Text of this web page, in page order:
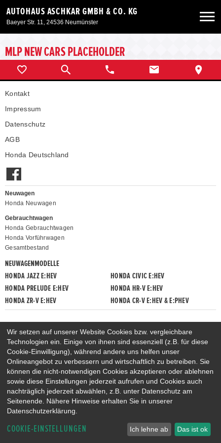
AUTOHAUS ASCHKAR GMBH & CO. KG
Baeyer Str. 11, 24536 Neumünster
Neuwagen
Gebrauchtwagen
Angebote
Service & Zubehör
Unser Autohaus
MLP NEW CARS PLACEHOLDER
Kontakt
Impressum
Datenschutz
AGB
Honda Deutschland
Neuwagen
Honda Neuwagen
Gebrauchtwagen
Honda Gebrauchtwagen
Honda Vorführwagen
Gesamtbestand
NEUWAGENMODELLE
HONDA JAZZ E:HEV
HONDA CIVIC E:HEV
HONDA PRELUDE E:HEV
HONDA HR-V E:HEV
HONDA ZR-V E:HEV
HONDA CR-V E:HEV & E:PHEV
Wir setzen auf unserer Website Cookies bzw. vergleichbare
Technologien ein. Einige von ihnen sind essenziell (z.B. für diese
Cookie-Einwilligung), während andere uns helfen unser
Onlineangebot zu verbessern und wirtschaftlich zu betreiben. Sie
können die nicht-notwendigen Cookies akzeptieren oder ablehnen
sowie diese Einstellungen jederzeit aufrufen und Cookies auch
nachträglich jederzeit abwählen, z.B. unter Datenschutz am
Seitenende. Nähere Hinweise erhalten Sie in unserer
Datenschutzerklärung.
COOKIE-EINSTELLUNGEN Ich lehne ab Das ist ok